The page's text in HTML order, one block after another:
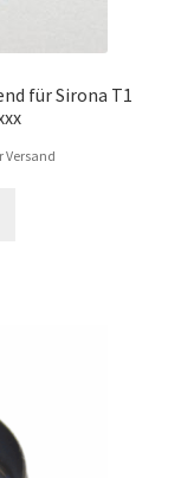
für Sirona T1
Versand